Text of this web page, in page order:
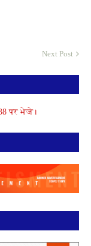
Next Post
पर भेजे।